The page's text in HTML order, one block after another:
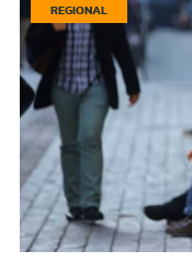
REGIONAL